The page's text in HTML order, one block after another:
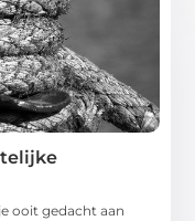
ooit gedacht aan